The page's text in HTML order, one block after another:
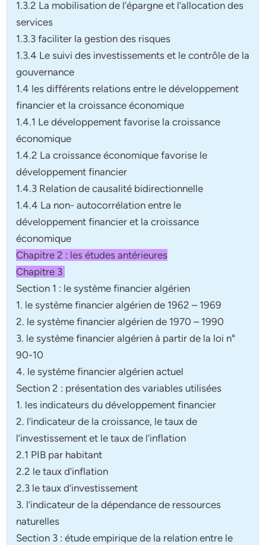
1.3.2 La mobilisation de l’épargne et l’allocation des
services
1.3.3 faciliter la gestion des risques
1.3.4 Le suivi des investissements et le contrôle de la
gouvernance
1.4 les différents relations entre le développement
financier et la croissance économique
1.4.1 Le développement favorise la croissance
économique
1.4.2 La croissance économique favorise le
développement financier
1.4.3 Relation de causalité bidirectionnelle
1.4.4 La non- autocorrélation entre le
développement financier et la croissance
économique
Chapitre 2 : les études antérieures
Chapitre 3
Section 1 : le système financier algérien
1. le système financier algérien de 1962 – 1969
2. le système financier algérien de 1970 – 1990
3. le système financier algérien à partir de la loi n°
90-10
4. le système financier algérien actuel
Section 2 : présentation des variables utilisées
1. les indicateurs du développement financier
2. l’indicateur de la croissance, le taux de
l’investissement et le taux de l’inflation
2.1 PIB par habitant
2.2 le taux d’inflation
2.3 le taux d’investissement
3. l’indicateur de la dépendance de ressources
naturelles
Section 3 : étude empirique de la relation entre le